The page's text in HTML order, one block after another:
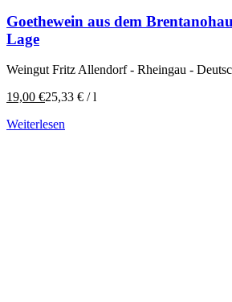
Goethewein aus dem
Lage
Weingut Fritz Allendorf - Rheingau -
19,00 €25,33 € /l
Weiterlesen